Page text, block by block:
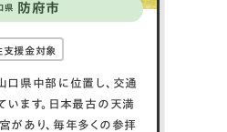
県 防府市
支援金対象
口県中部に位置し、交通
います。日本最古の天満
があり、毎年多くの参拝